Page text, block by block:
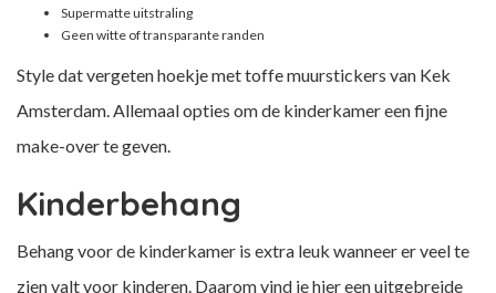
Supermatte uitstraling
Geen witte of transparante randen
Style dat vergeten hoekje met toffe muurstickers van Kek
Amsterdam. Allemaal opties om de kinderkamer een fijne
make-over te geven.
Kinderbehang
Behang voor de kinderkamer is extra leuk wanneer er veel te
zien valt voor kinderen. Daarom vind je hier een uitgebreide